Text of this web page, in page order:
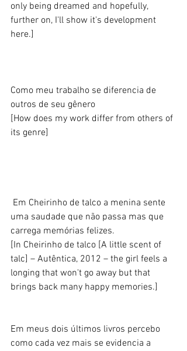
only being dreamed and hopefully,
further on, I'll show it's development
here.]
Como meu trabalho se diferencia de
outros de seu gênero
[How does my work differ from others of
its genre]
uma saudade que não passa mas que
carrega memórias felizes.
[In Cheirinho de talco [A little scent of
talc] – Autêntica, 2012 – the girl feels a
longing that won't go away but that
brings back many happy memories.]
Em meus dois últimos livros percebo
como cada vez mais se evidencia a